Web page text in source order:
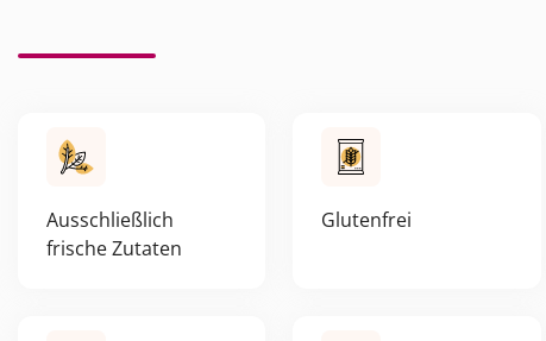
Ausschließlich
frische Zutaten
Glutenfrei